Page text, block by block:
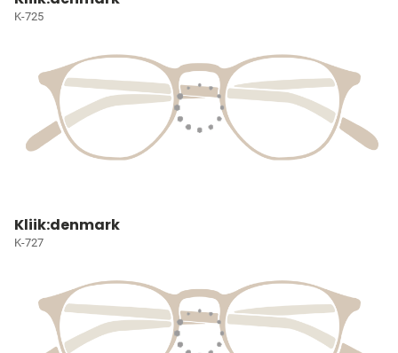
K-725
Kliik:denmark
K-727